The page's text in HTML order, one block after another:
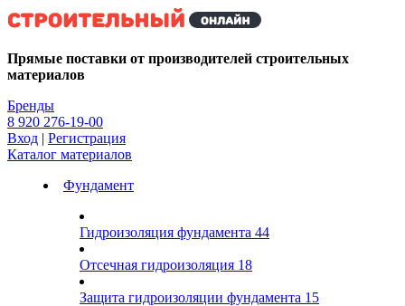
Kg
Прямые поставки от производителей строительных
материалов
Бренды
8 920 276-19-00
Вход | Регистрация
Каталог материалов
Фундамент
Гидроизоляция фундамента 44
Отсечная гидроизоляция 18
Защита гидроизоляции фундамента 15